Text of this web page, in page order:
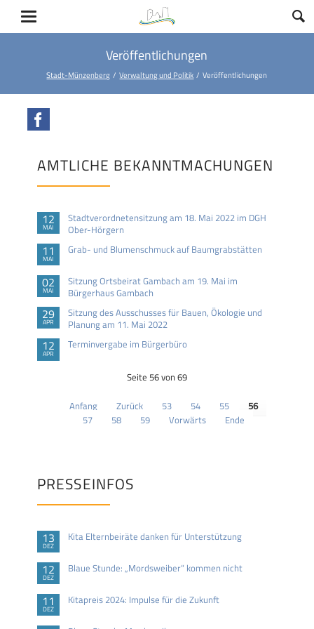
Veröffentlichungen
Stadt-Münzenberg Verwaltung und Politik Veröffentlichungen
AMTLICHE BEKANNTMACHUNGEN
12
MAI
Stadtverordnetensitzung am 18. Mai 2022 im DGH
Ober-Hörgern
11
MAI
Grab- und Blumenschmuck auf Baumgrabstätten
02
MAI
Sitzung Ortsbeirat Gambach am 19. Mai im
Bürgerhaus Gambach
29
APR
Sitzung des Ausschusses für Bauen, Ökologie und
Planung am 11. Mai 2022
12
APR
Terminvergabe im Bürgerbüro
Seite 56 von 69
Anfang Zurück 53 54 55
56
57
58 59 Vorwärts Ende
PRESSEINFOS
13
DEZ
Kita Elternbeiräte danken für Unterstützung
12
DEZ
Blaue Stunde: „Mordsweiber“ kommen nicht
11
DEZ
Kitapreis 2024: Impulse für die Zukunft